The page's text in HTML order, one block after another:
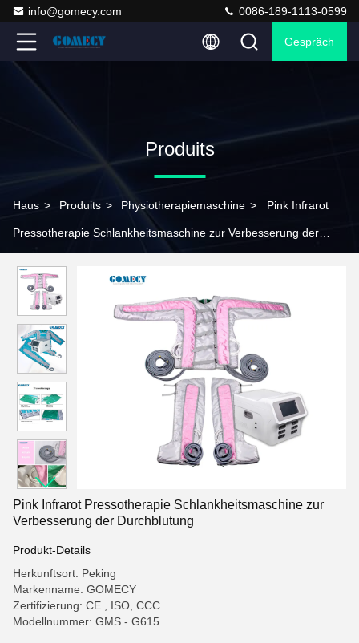
info@gomecy.com 0086-189-1113-0599
Gespräch
Produits
Haus > Produits > Physiotherapiemaschine > Pink Infrarot
Pressotherapie Schlankheitsmaschine zur Verbesserung der
Pink Infrarot Pressotherapie Schlankheitsmaschine zur
Verbesserung der Durchblutung
Produkt-Details
Herkunftsort: Peking
Markenname: GOMECY
Zertifizierung: CE , ISO, CCC
Modellnummer: GMS - G615